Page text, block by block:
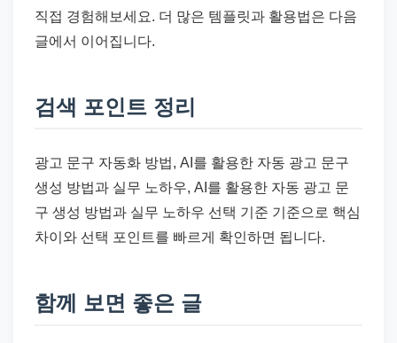
직접 경험해보세요. 더 많은 템플릿과 활용법은 다음
글에서 이어집니다.
검색 포인트 정리
광고 문구 자동화 방법, AI를 활용한 자동 광고 문구
생성 방법과 실무 노하우, AI를 활용한 자동 광고 문
구 생성 방법과 실무 노하우 선택 기준 기준으로 핵심
차이와 선택 포인트를 빠르게 확인하면 됩니다.
함께 보면 좋은 글